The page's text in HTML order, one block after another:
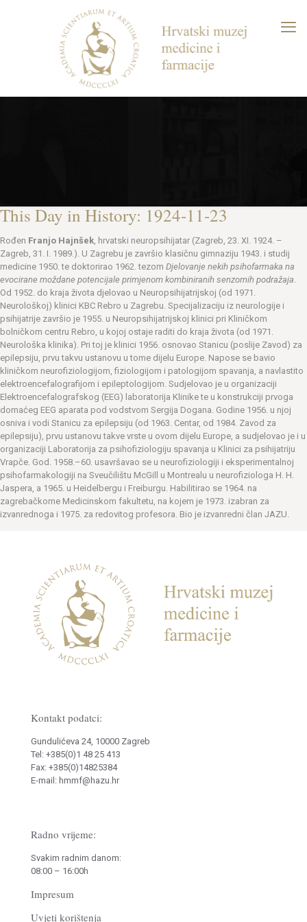
This Day in History: 1924-11-23
Rođen Franjo Hajnšek, hrvatski neuropsihijatar (Zagreb, 23. XI. 1924. –
Zagreb, 31. I. 1989.). U Zagrebu je završio klasičnu gimnaziju 1943. i studij
medicine 1950. te doktorirao 1962. tezom Djelovanje nekih psihofarmaka na
evocirane moždane potencijale primjenom kombiniranih senzornih podražaja.
Od 1952. do kraja života djelovao u Neuropsihijatrijskoj (od 1971.
Neurološkoj) klinici KBC Rebro u Zagrebu. Specijalizaciju iz neurologije i
psihijatrije završio je 1955. u Neuropsihijatrijskoj klinici pri Kliničkom
bolničkom centru Rebro, u kojoj ostaje raditi do kraja života (od 1971.
Neurološka klinika). Pri toj je klinici 1956. osnovao Stanicu (poslije Zavod) za
epilepsiju, prvu takvu ustanovu u tome dijelu Europe. Napose se bavio
kliničkom neurofiziologijom, fiziologijom i patologijom spavanja, a navlastito
elektroencefalografijom i epileptologijom. Sudjelovao je u organizaciji
Elektroencefalografskog (EEG) laboratorija Klinike te u konstrukciji prvoga
domaćeg EEG aparata pod vodstvom Sergija Dogana. Godine 1956. u njoj
osniva i vodi Stanicu za epilepsiju (od 1963. Centar, od 1984. Zavod za
epilepsiju), prvu ustanovu takve vrste u ovom dijelu Europe, a sudjelovao je i u
organizaciji Laboratorija za psihofiziologiju spavanja u Klinici za psihijatriju
Vrapče. God. 1958.–60. usavršavao se u neurofiziologiji i eksperimentalnoj
psihofarmakologiji na Sveučilištu McGill u Montrealu u neurofiziologa H. H.
Jaspera, a 1965. u Heidelbergu i Freiburgu. Habilitirao se 1964. na
zagrebačkome Medicinskom fakultetu, na kojem je 1973. izabran za
izvanrednoga i 1975. za redovitog profesora. Bio je izvanredni član JAZU.
Kontakt podatci:
Gundulićeva 24, 10000 Zagreb
Tel: +385(0)1 48 25 413
Fax: +385(0)14825384
E-mail: hmmf@hazu.hr
Radno vrijeme:
Svakim radnim danom:
08:00 – 16:00h
Impresum
Uvjeti korištenja